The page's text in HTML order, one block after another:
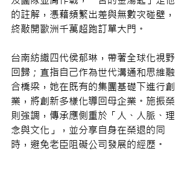
的註解，憑藉頻繁出差與無數次碰壁，
終敲開歐洲千萬超跑訂單大門。
台南紡織四代侯郁琳，帶著全球化視野
回歸；直指自己作為世代溝通和思維融
合橋梁，她在既有的集團基礎下進行創
業，將創新多樣化導回母企業。施振榮
則強調，傳承應側重於「人、人脈、理
念與文化」，並分享自身在榮退的同
時，避免老臣阻礙公司發展的經歷。